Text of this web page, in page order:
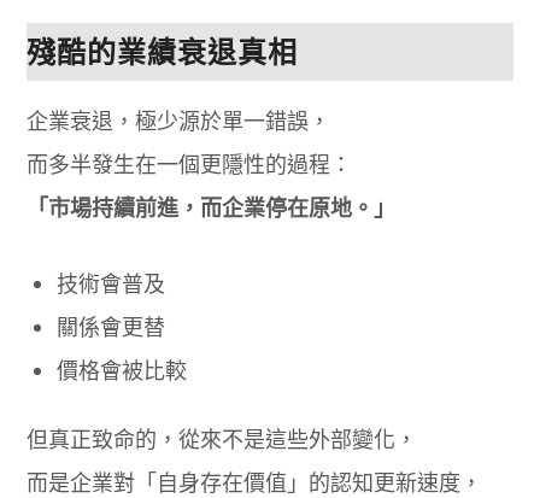
殘酷的業績衰退真相
企業衰退，極少源於單一錯誤，
而多半發生在一個更隱性的過程：
「市場持續前進，而企業停在原地。」
技術會普及
關係會更替
價格會被比較
但真正致命的，從來不是這些外部變化，
而是企業對「自身存在價值」的認知更新速度，